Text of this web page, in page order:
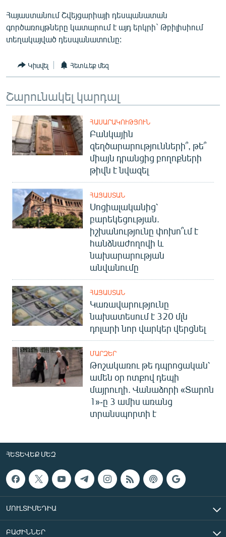
ԲԱՆԱՎԵՃ
ՁԳՏԵԼՈՎ ԼԱՎԱԳՈՒՅՆԻՆ
Հայերեն
English
ՀԵՏԵՎԵՔ ՄԵԶ
«Ազատության» բոլոր կայքերը
Հայաստանում Շվեյցարիայի դեսպանատան
գործառույթները կատարում է այդ երկրի` Թբիլիսիում
տեղակայված դեսպանատունը:
Կիսվել Հետևեք մեզ
Շարունակել կարդալ
ՀԱՍԱՐԱԿՈՒԹՅՈՒՆ
Բանկային
զեղծարարությունների՞, թե՞
միայն դրանցից բողոքների
թիվն է նվազել
ՀԱՅԱՍՏԱՆ
Սոցիալականից՝
բարեկեցության.
իշխանությունը փոխո՞ւմ է
հանձնաժողովի և
նախարարության
անվանումը
ՀԱՅԱՍՏԱՆ
Կառավարությունը
նախատեսում է 320 մլն
դոլարի նոր վարկեր վերցնել
ՄԱՐԶԵՐ
Թոշակառու թե դպրոցական՝
ամեն օր ոտքով դեպի
մայրուղի. Վանաձորի «Տարոն
1»-ը 3 ամիս առանց
տրանսպորտի է
ՀԵՏԵՎԵՔ ՄԵԶ
ՄՈՒԼՏԻՄԵԴԻԱ
ԲԱԺԻՆՆԵՐ